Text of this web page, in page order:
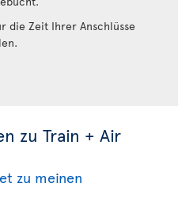
die Zeit Ihrer Anschlüsse
zu Train + Air
zu meinen